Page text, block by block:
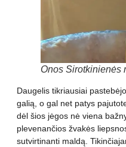
Onos Sirotkinienės
Daugelis tikriausiai
galią, o gal net patys
dėl šios jėgos nė viena
plevenančios žvakės
sutvirtinanti maldą.